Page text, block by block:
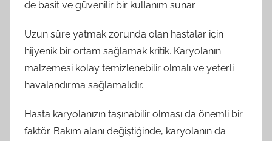
de basit ve güvenilir bir kullanım sunar.
Uzun süre yatmak zorunda olan hastalar için
hijyenik bir ortam sağlamak kritik. Karyolanın
malzemesi kolay temizlenebilir olmalı ve yeterli
havalandırma sağlamalıdır.
Hasta karyolanızın taşınabilir olması da önemli bir
faktör. Bakım alanı değiştiğinde, karyolanın da